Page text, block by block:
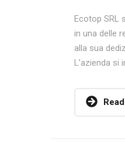
Ecotop SRL
in una delle
alla sua
L’azienda si